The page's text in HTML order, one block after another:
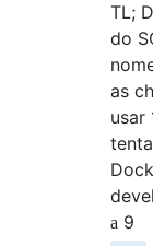
TL;
do
as
usar
9